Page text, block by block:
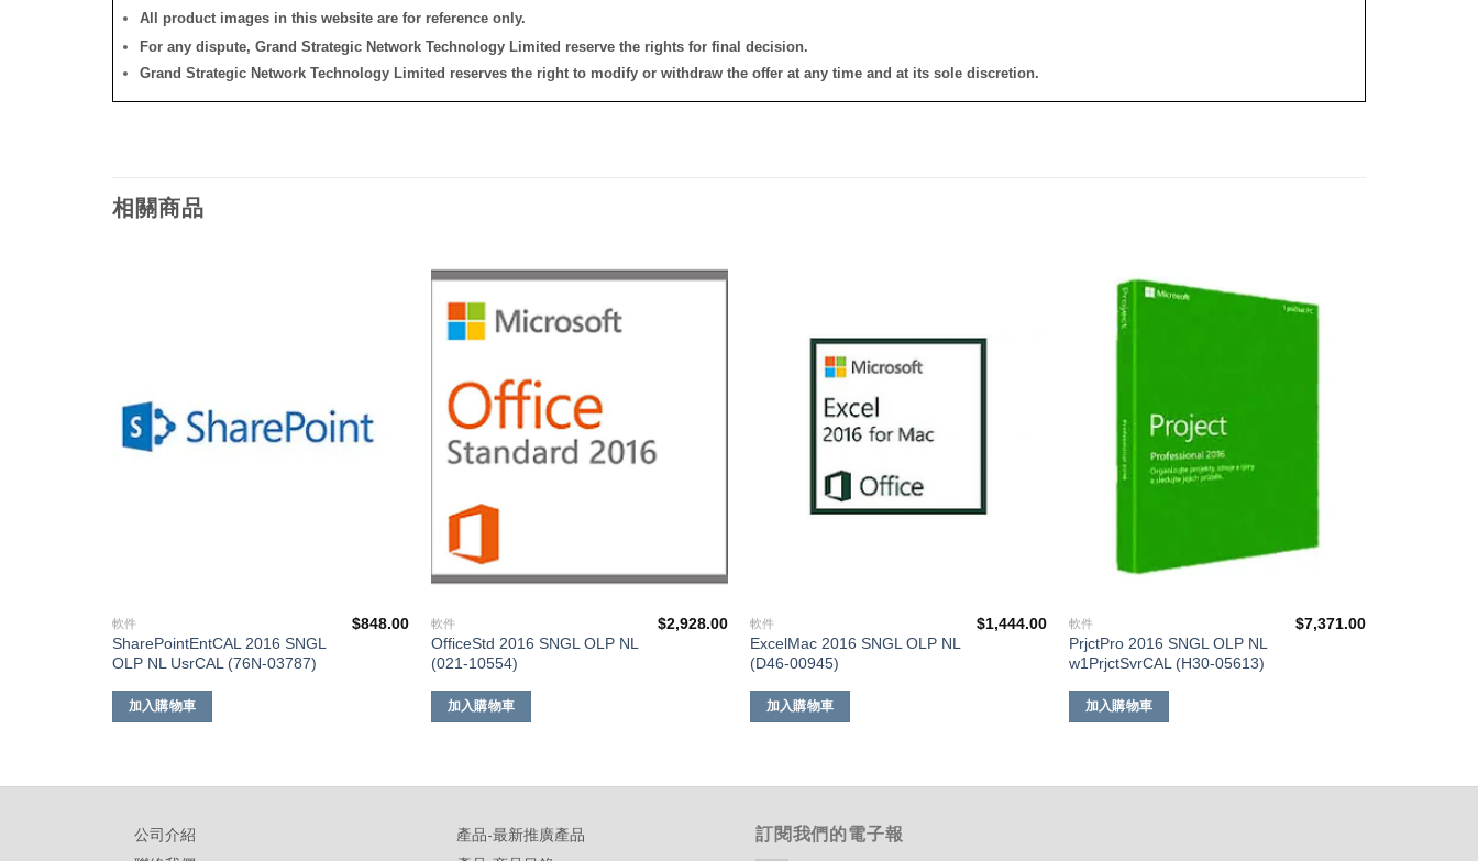
All product images in this website are for reference only.
For any dispute, Grand Strategic Network Technology Limited reserve the rights for final decision.
Grand Strategic Network Technology Limited reserves the right to modify or withdraw the offer at any time and at its sole discretion.
相關商品
軟件
SharePointEntCAL 2016 SNGL
OLP NL UsrCAL (76N-03787)
$848.00
加入購物車
軟件
OfficeStd 2016 SNGL OLP NL
(021-10554)
$2,928.00
加入購物車
軟件
ExcelMac 2016 SNGL OLP NL
(D46-00945)
$1,444.00
加入購物車
軟件
PrjctPro 2016 SNGL OLP NL
w1PrjctSvrCAL (H30-05613)
$7,371.00
加入購物車
公司介紹
產品-最新推廣產品
訂閱我們的電子報